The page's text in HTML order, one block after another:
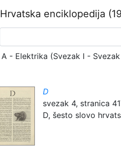
Hrvatska enciklopedija
A - Elektrika (Svezak I - Svezak
D
svezak 4, stranica
D, šesto slovo